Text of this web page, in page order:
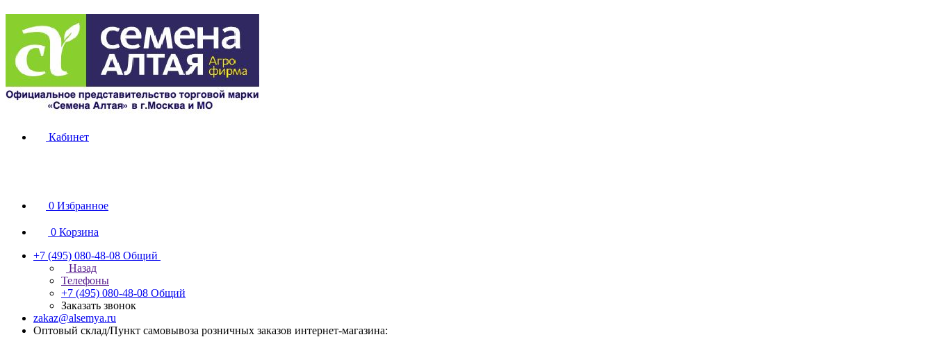
Кабинет
0 Избранное
0 Корзина
+7 (495) 080-48-08 Общий
Назад
Телефоны
+7 (495) 080-48-08 Общий
Заказать звонок
zakaz@alsemya.ru
Оптовый склад/Пункт самовывоза розничных заказов интернет-магазина: